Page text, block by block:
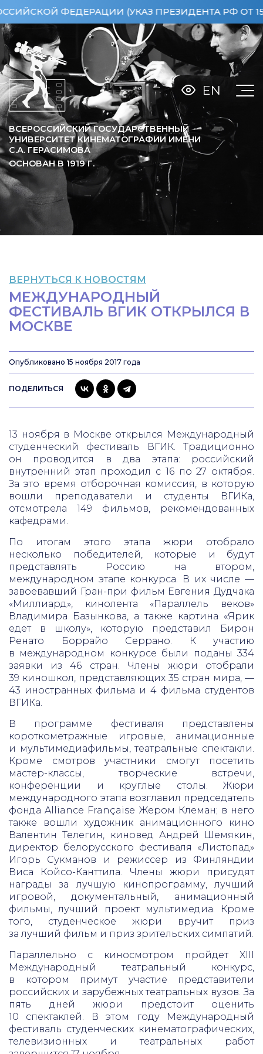
ФЕДЕРАЦИИ (УКАЗ ПРЕЗИДЕНТА РФ ОТ
ВСЕРОССИЙСКИЙ ГОСУДАРСТВЕННЫЙ
УНИВЕРСИТЕТ КИНЕМАТОГРАФИИ ИМЕНИ
С.А. ГЕРАСИМОВА
ОСНОВАН В 1919Г.
EN
ВЕРНУТЬСЯ К НОВОСТЯМ
МЕЖДУНАРОДНЫЙ
ФЕСТИВАЛЬ ВГИК ОТКРЫЛСЯ В
МОСКВЕ
Опубликовано 15 ноября 2017 года
ПОДЕЛИТЬСЯ
13 ноября в Москве открылся Международный
студенческий фестиваль ВГИК. Традиционно
он проводится в два этапа: российский
внутренний этап проходил с 16 по 27 октября.
За это время отборочная комиссия, в которую
вошли преподаватели и студенты ВГИКа,
отсмотрела 149 фильмов, рекомендованных
кафедрами.
По итогам этого этапа жюри отобрало
несколько победителей, которые и будут
представлять Россию на втором,
международном этапе конкурса. В их числе —
завоевавший Гран-при фильм Евгения Дудчака
«Миллиард», кинолента «Параллель веков»
Владимира Базынкова, а также картина «Ярик
едет в школу», которую представил Бирон
Ренато Боррайо Серрано. К участию
в международном конкурсе были поданы 334
заявки из 46 стран. Члены жюри отобрали
39 киношкол, представляющих 35 стран мира, —
43 иностранных фильма и 4 фильма студентов
ВГИКа.
В программе фестиваля представлены
короткометражные игровые, анимационные
и мультимедиафильмы, театральные спектакли.
Кроме смотров участники смогут посетить
мастер-классы, творческие встречи,
конференции и круглые столы. Жюри
международного этапа возглавил председатель
фонда Alliance Française Жером Клеман; в него
также вошли художник анимационного кино
Валентин Телегин, киновед Андрей Шемякин,
директор белорусского фестиваля «Листопад»
Игорь Сукманов и режиссер из Финляндии
Виса Койсо-Канттила. Члены жюри присудят
награды за лучшую кинопрограмму, лучший
игровой, документальный, анимационный
фильмы, лучший проект мультимедиа. Кроме
того, студенческое жюри вручит приз
за лучший фильм и приз зрительских симпатий.
Параллельно с киносмотром пройдет XIII
Международный театральный конкурс,
в котором примут участие представители
российских и зарубежных театральных вузов. За
пять дней жюри предстоит оценить
10 спектаклей. В этом году Международный
фестиваль студенческих кинематографических,
телевизионных и театральных работ